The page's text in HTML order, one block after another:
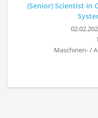
(Senior) Scientist in
Maschinen- /